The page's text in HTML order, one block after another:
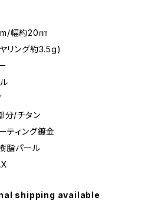
幅約20㎜
リング約3.5g)
分/チタン
ング鍍金
ール
shipping available